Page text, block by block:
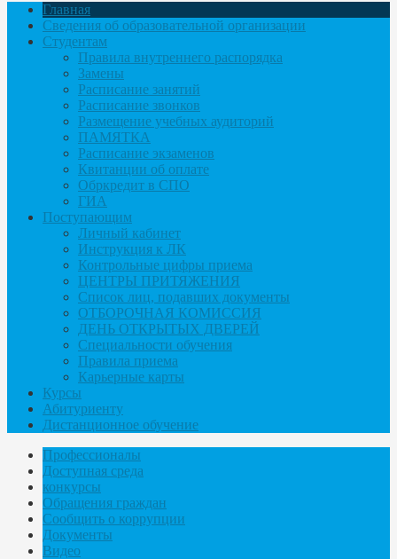
Главная
Сведения об образовательной организации
Студентам
Правила внутреннего распорядка
Замены
Расписание занятий
Расписание звонков
Размещение учебных аудиторий
ПАМЯТКА
Расписание экзаменов
Квитанции об оплате
Обркредит в СПО
ГИА
Поступающим
Личный кабинет
Инструкция к ЛК
Контрольные цифры приема
ЦЕНТРЫ ПРИТЯЖЕНИЯ
Список лиц, подавших документы
ОТБОРОЧНАЯ КОМИССИЯ
ДЕНЬ ОТКРЫТЫХ ДВЕРЕЙ
Специальности обучения
Правила приема
Карьерные карты
Курсы
Абитуриенту
Дистанционное обучение
Профессионалы
Доступная среда
конкурсы
Обращения граждан
Сообщить о коррупции
Документы
Видео